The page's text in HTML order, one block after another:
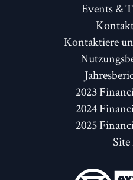
Events &
Kontaktiere
2023
2024
2025